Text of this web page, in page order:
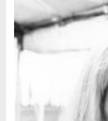
Abbott, John
Abbott, Megan
Abdel-Fattah, Randa
Abdolah, Kader
Abé, Kobo
Aboulela, Leila
Abrahams, Peter (f. 1919)